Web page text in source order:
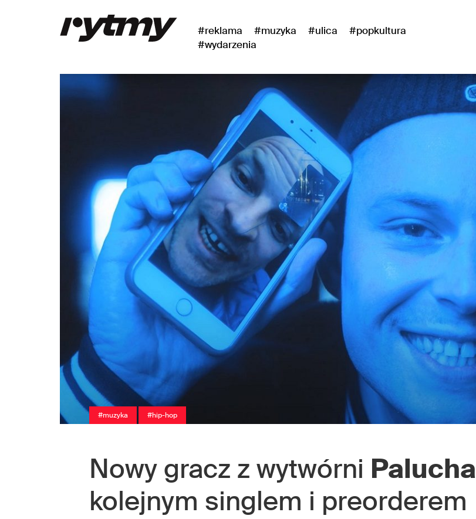
#reklama #muzyka #ulica
#popkultura
#wydarzenia
#muzyka #hip-hop
Nowy gracz z wytwórni Palucha
kolejnym singlem i preorderem